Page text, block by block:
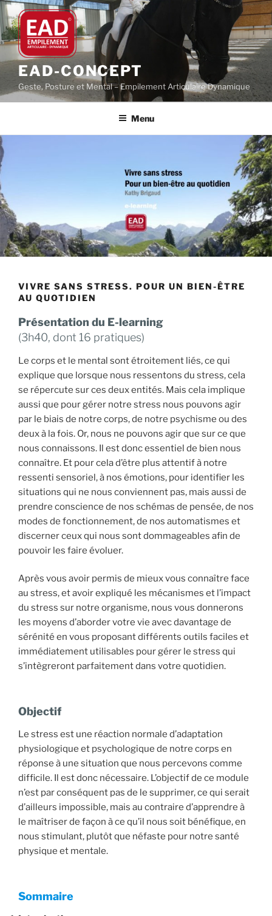
Aller
au
contenu
principal
EAD-CONCEPT
Geste, Posture et Mental – Empilement Articulaire Dynamique
Menu
VIVRE SANS STRESS. POUR UN BIEN-ÊTRE
AU QUOTIDIEN
Présentation du E-learning
(3h40, dont 16 pratiques)
Le corps et le mental sont étroitement liés, ce qui
explique que lorsque nous ressentons du stress, cela
se répercute sur ces deux entités. Mais cela implique
aussi que pour gérer notre stress nous pouvons agir
par le biais de notre corps, de notre psychisme ou des
deux à la fois. Or, nous ne pouvons agir que sur ce que
nous connaissons. Il est donc essentiel de bien nous
connaître. Et pour cela d’être plus attentif à notre
ressenti sensoriel, à nos émotions, pour identifier les
situations qui ne nous conviennent pas, mais aussi de
prendre conscience de nos schémas de pensée, de nos
modes de fonctionnement, de nos automatismes et
discerner ceux qui nous sont dommageables afin de
pouvoir les faire évoluer.
Après vous avoir permis de mieux vous connaître face
au stress, et avoir expliqué les mécanismes et l’impact
du stress sur notre organisme, nous vous donnerons
les moyens d’aborder votre vie avec davantage de
sérénité en vous proposant différents outils faciles et
immédiatement utilisables pour gérer le stress qui
s’intègreront parfaitement dans votre quotidien.
Objectif
Le stress est une réaction normale d’adaptation
physiologique et psychologique de notre corps en
réponse à une situation que nous percevons comme
difficile. Il est donc nécessaire. L’objectif de ce module
n’est par conséquent pas de le supprimer, ce qui serait
d’ailleurs impossible, mais au contraire d’apprendre à
le maîtriser de façon à ce qu’il nous soit bénéfique, en
nous stimulant, plutôt que néfaste pour notre santé
physique et mentale.
Sommaire